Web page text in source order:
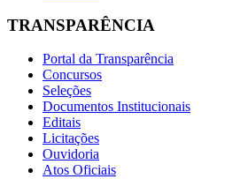
TRANSPARÊNCIA
Portal da Transparência
Concursos
Seleções
Documentos Institucionais
Editais
Licitações
Ouvidoria
Atos Oficiais